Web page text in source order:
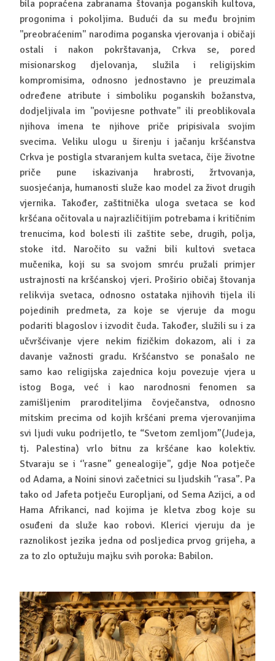
bila popraćena zabranama štovanja poganskih kultova,
progonima i pokoljima. Budući da su među brojnim
''preobraćenim'' narodima poganska vjerovanja i običaji
ostali i nakon pokrštavanja, Crkva se, pored
misionarskog djelovanja, služila i religijskim
kompromisima, odnosno jednostavno je preuzimala
određene atribute i simboliku poganskih božanstva,
dodjeljivala im ''povijesne pothvate'' ili preoblikovala
njihova imena te njihove priče pripisivala svojim
svecima. Veliku ulogu u širenju i jačanju kršćanstva
Crkva je postigla stvaranjem kulta svetaca, čije životne
priče pune iskazivanja hrabrosti, žrtvovanja,
suosjećanja, humanosti služe kao model za život drugih
vjernika. Također, zaštitnička uloga svetaca se kod
kršćana očitovala u najrazličitijim potrebama i kritičnim
trenucima, kod bolesti ili zaštite sebe, drugih, polja,
stoke itd. Naročito su važni bili kultovi svetaca
mučenika, koji su sa svojom smrću pružali primjer
ustrajnosti na kršćanskoj vjeri. Proširio običaj štovanja
relikvija svetaca, odnosno ostataka njihovih tijela ili
pojedinih predmeta, za koje se vjeruje da mogu
podariti blagoslov i izvodit čuda. Također, služili su i za
učvršćivanje vjere nekim fizičkim dokazom, ali i za
davanje važnosti gradu. Kršćanstvo se ponašalo ne
samo kao religijska zajednica koju povezuje vjera u
istog Boga, već i kao narodnosni fenomen sa
zamišljenim praroditeljima čovječanstva, odnosno
mitskim precima od kojih kršćani prema vjerovanjima
svi ljudi vuku podrijetlo, te “Svetom zemljom”(Judeja,
tj. Palestina) vrlo bitnu za kršćane kao kolektiv.
Stvaraju se i ‘'rasne'’ genealogije'', gdje Noa potječe
od Adama, a Noini sinovi začetnici su ljudskih ‘'rasa'’. Pa
tako od Jafeta potječu Europljani, od Sema Azijci, a od
Hama Afrikanci, nad kojima je kletva zbog koje su
osuđeni da služe kao robovi. Klerici vjeruju da je
raznolikost jezika jedna od posljedica prvog grijeha, a
za to zlo optužuju majku svih poroka: Babilon.